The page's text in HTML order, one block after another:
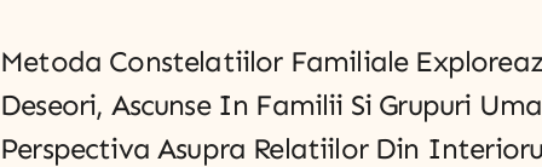
Metoda Constelatiilor Familiale
Deseori, Ascunse In Familii Si Grupuri
Perspectiva Asupra Relatiilor Din